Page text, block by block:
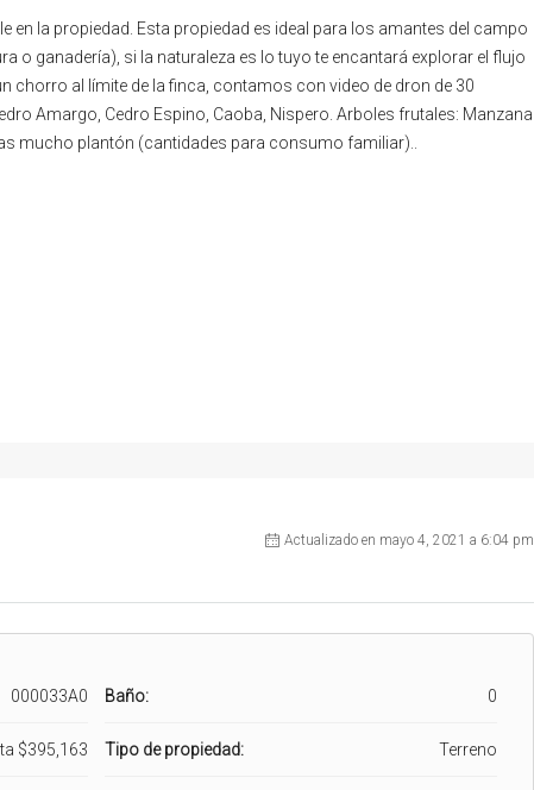
en la propiedad. Esta propiedad es ideal para los amantes del campo
o ganadería), si la naturaleza es lo tuyo te encantará explorar el flujo
chorro al límite de la finca, contamos con video de dron de 30
Amargo, Cedro Espino, Caoba, Nispero. Arboles frutales: Manzana
mucho plantón (cantidades para consumo familiar)..
Actualizado en mayo 4, 2021 a 6:04 pm
000033A0
$395,163
Baño: 0
Tipo de propiedad: Terreno